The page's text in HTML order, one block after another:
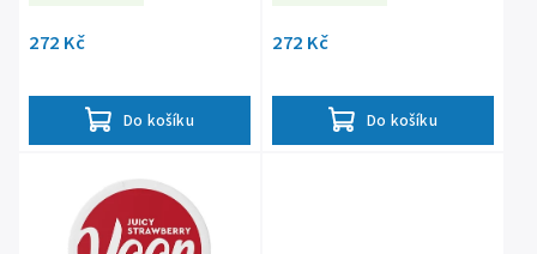
272 Kč
Do košíku
272 Kč
Do košíku